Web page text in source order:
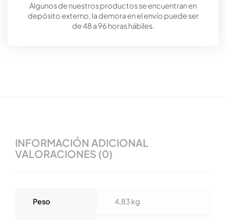
Algunos de nuestros productos se encuentran en
depósito externo, la demora en el envío puede ser
de 48 a 96 horas hábiles.
INFORMACIÓN ADICIONAL
VALORACIONES (0)
Peso 4,83 kg